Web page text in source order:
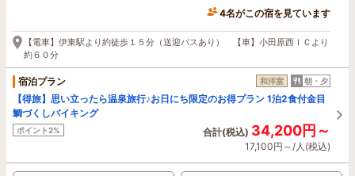
4名がこの宿を見ています
25分前に予約されました
【電車】伊東駅より約徒歩１５分（送迎バスあり） 【車】小田原西ＩＣより
約６０分
宿泊プラン 和洋室 朝・夕
【得旅】思い立ったら温泉旅行♪お日にち限定のお得プラン 1泊2食付金目
鯛づくしバイキング
ポイント2% 合計(税込) 34,200円～
17,100円～/人(税込)